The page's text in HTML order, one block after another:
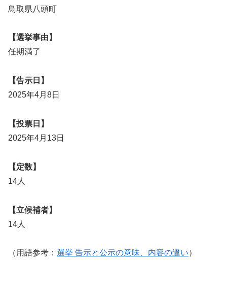
鳥取県八頭町
【選挙事由】
任期満了
【告示日】
2025年4月8日
【投票日】
2025年4月13日
【定数】
14人
【立候補者】
14人
（用語参考： 選挙 告示と公示の意味、内容の違い）